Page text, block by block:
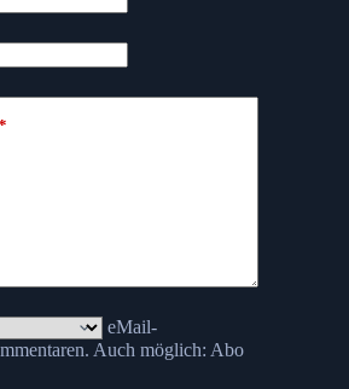
eMail-
Auch möglich: Abo